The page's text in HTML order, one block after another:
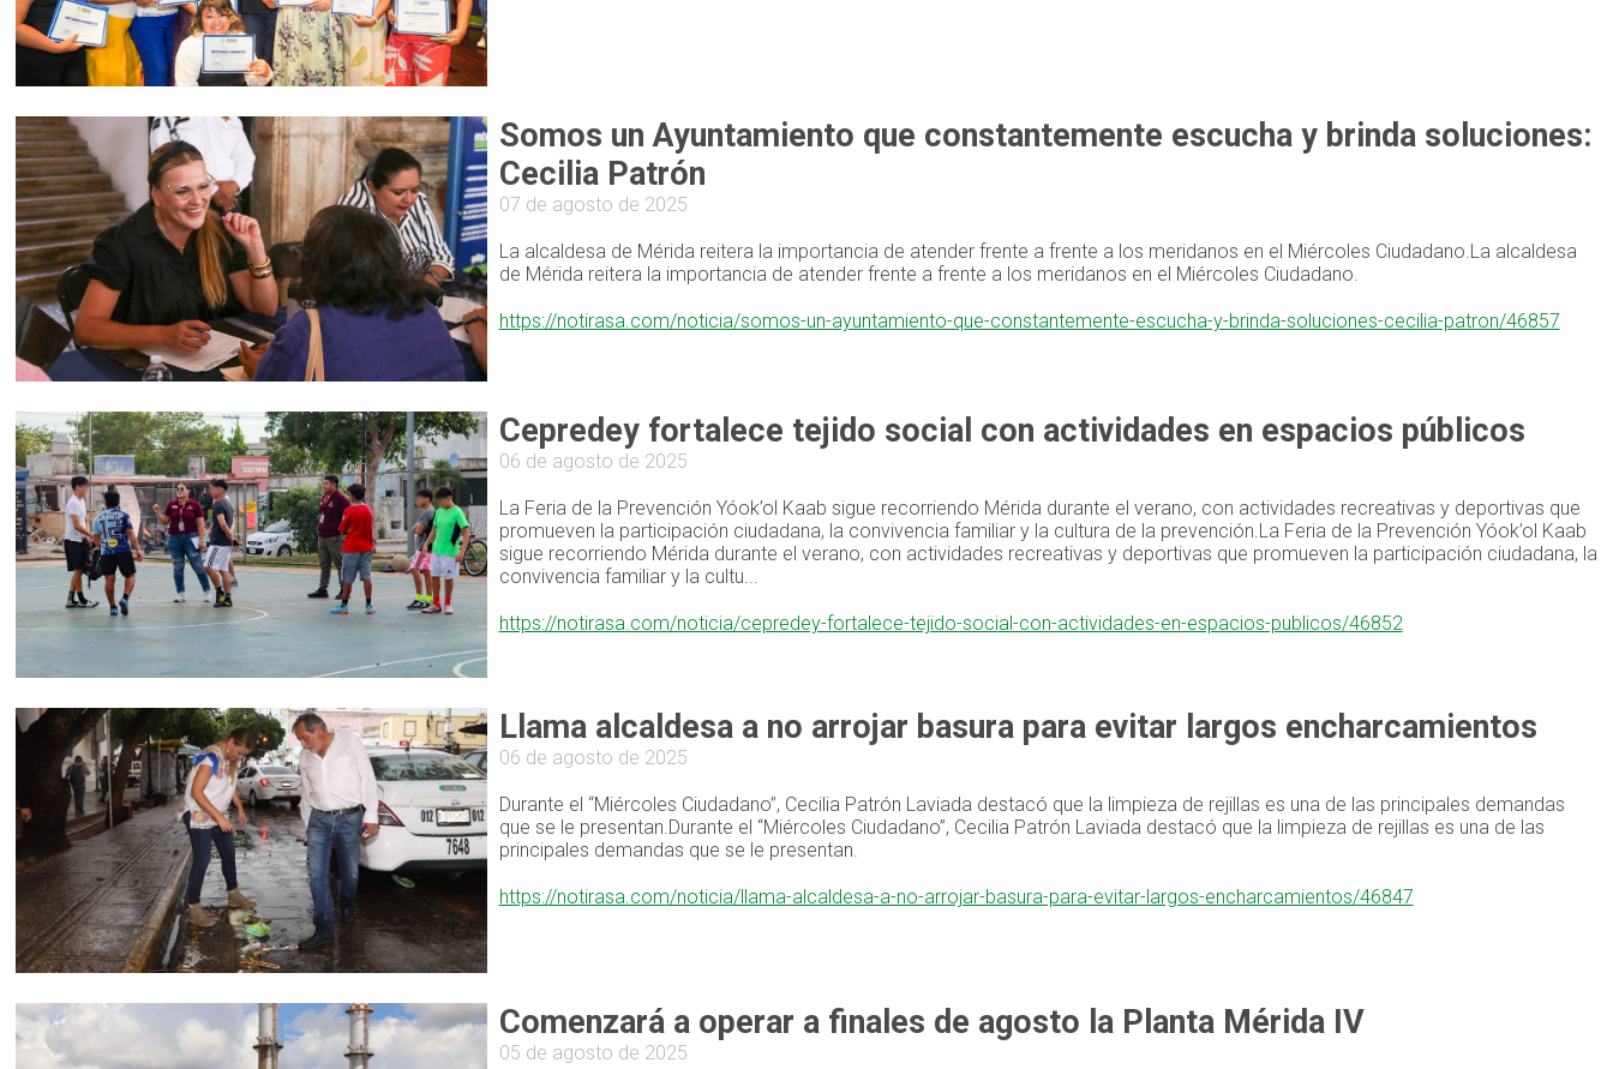
Somos un Ayuntamiento que constantemente escucha y brinda soluciones:
Cecilia Patrón
07 de agosto de 2025
La alcaldesa de Mérida reitera la importancia de atender frente a frente a los meridanos en el Miércoles Ciudadano.La alcaldesa
de Mérida reitera la importancia de atender frente a frente a los meridanos en el Miércoles Ciudadano.
https://notirasa.com/noticia/somos-un-ayuntamiento-que-constantemente-escucha-y-brinda-soluciones-cecilia-patron/46857
Cepredey fortalece tejido social con actividades en espacios públicos
06 de agosto de 2025
La Feria de la Prevención Yóok’ol Kaab sigue recorriendo Mérida durante el verano, con actividades recreativas y deportivas que
promueven la participación ciudadana, la convivencia familiar y la cultura de la prevención.La Feria de la Prevención Yóok’ol Kaab
sigue recorriendo Mérida durante el verano, con actividades recreativas y deportivas que promueven la participación ciudadana, la
convivencia familiar y la cultu...
https://notirasa.com/noticia/cepredey-fortalece-tejido-social-con-actividades-en-espacios-publicos/46852
Llama alcaldesa a no arrojar basura para evitar largos encharcamientos
06 de agosto de 2025
Durante el “Miércoles Ciudadano”, Cecilia Patrón Laviada destacó que la limpieza de rejillas es una de las principales demandas
que se le presentan.Durante el “Miércoles Ciudadano”, Cecilia Patrón Laviada destacó que la limpieza de rejillas es una de las
principales demandas que se le presentan.
https://notirasa.com/noticia/llama-alcaldesa-a-no-arrojar-basura-para-evitar-largos-encharcamientos/46847
Comenzará a operar a finales de agosto la Planta Mérida IV
05 de agosto de 2025